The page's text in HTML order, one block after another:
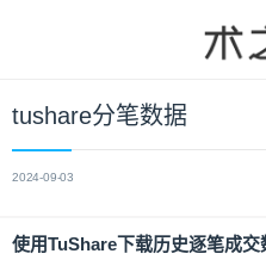
tushare分笔数据
2024-09-03
使用TuShare下载历史逐笔成